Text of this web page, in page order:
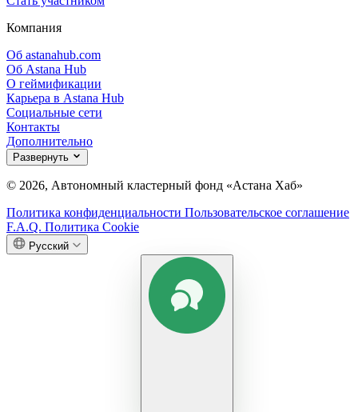
Компания
Об astanahub.com
Об Astana Hub
О геймификации
Карьера в Astana Hub
Социальные сети
Контакты
Дополнительно
Развернуть
© 2026, Автономный кластерный фонд «Астана Хаб»
Политика конфиденциальности Пользовательское соглашение
F.A.Q. Политика Cookie
Русский